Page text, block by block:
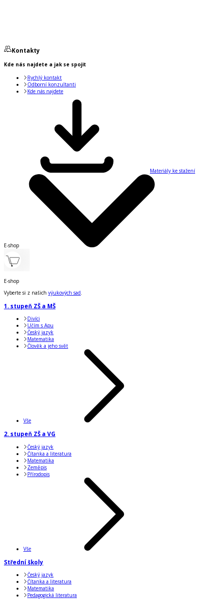
Kontakty
Kde nás najdete a jak se spojit
Rychlý kontakt
Odborní konzultanti
Kde nás najdete
Materiály ke stažení
E-shop
E-shop
Vyberte si z našich výukových sad.
1. stupeň ZŠ a MŠ
Divíci
Učím s Apu
Český jazyk
Matematika
Člověk a jeho svět
Vše
2. stupeň ZŠ a VG
Český jazyk
Čítanka a literatura
Matematika
Zeměpis
Přírodopis
Vše
Střední školy
Český jazyk
Čítanka a literatura
Matematika
Pedagogická literatura